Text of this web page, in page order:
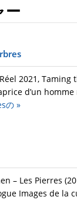
ー
2021,
d’un
の »
– Les Pierres
Images de la